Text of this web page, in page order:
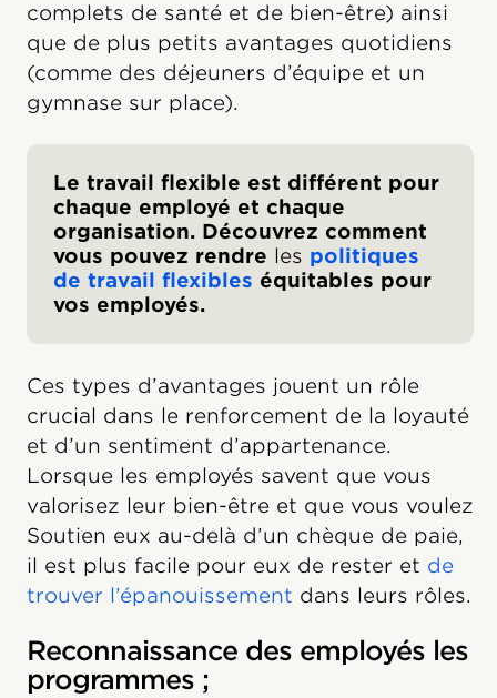
complets de santé et de bien-être) ainsi
que de plus petits avantages quotidiens
(comme des déjeuners d’équipe et un
gymnase sur place).
Le travail flexible est différent pour
chaque employé et chaque
organisation. Découvrez comment
vous pouvez rendre les politiques
de travail flexibles équitables pour
vos employés.
Ces types d’avantages jouent un rôle
crucial dans le renforcement de la loyauté
et d’un sentiment d’appartenance.
Lorsque les employés savent que vous
valorisez leur bien-être et que vous voulez
Soutien eux au-delà d’un chèque de paie,
il est plus facile pour eux de rester et de
trouver l’épanouissement dans leurs rôles.
Reconnaissance des employés les
programmes ;